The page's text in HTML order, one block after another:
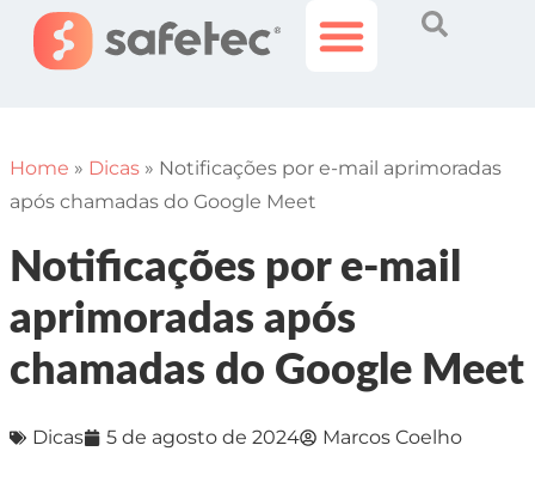
Home » Dicas » Notificações por e-mail aprimoradas
após chamadas do Google Meet
Notificações por e-mail
aprimoradas após
chamadas do Google Meet
Dicas 5 de agosto de 2024 Marcos Coelho